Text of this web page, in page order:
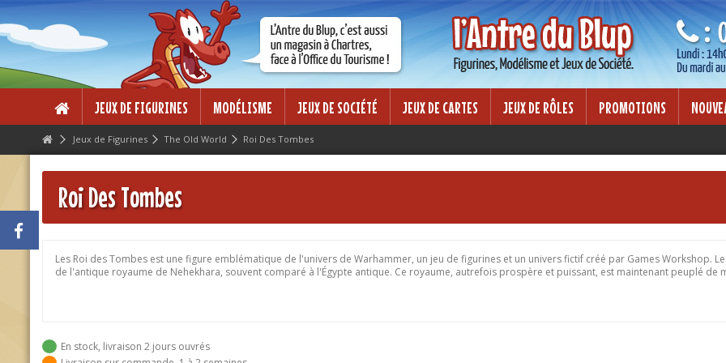
Lorem ipsum dolor sit amet
Lorem ipsum dolor sit amet, consectetur adipisicing elit, sed do eiusmod tempor incididunt ut labore et
dolore magna aliqua. Ut enim ad minim veniam, quis nostrud exercitation ullamco laboris nisi ut aliquip ex
ea commodo consequat.
Lorem ipsum dolor sit amet
Lorem ipsum dolor sit amet,
dolore magna aliqua. Ut enim ad
JEUX DE FIGURINES MODÉLISME JEUX DE SOCIÉTÉ JEUX DE CARTES JEUX DE RÔLES PROMOTIONS
Jeux de Figurines The Old World Roi Des Tombes
Roi Des Tombes
Les Roi des Tombes est une figure emblématique de l'univers de Warhammer, un jeu de figurines et un univers fictif créé par Games Workshop.
de l'antique royaume de Nehekhara, souvent comparé à l'Égypte antique. Ce royaume, autrefois prospère et puissant, est maintenant peuplé de
En stock, livraison 2 jours ouvrés